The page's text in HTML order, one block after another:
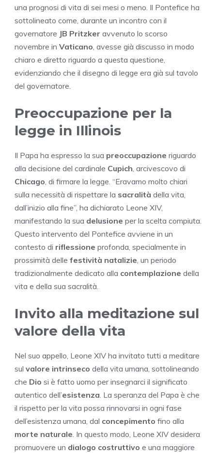
una prognosi di vita di sei mesi o meno. Il Pontefice ha
sottolineato come, durante un incontro con il
governatore JB Pritzker avvenuto lo scorso
novembre in Vaticano, avesse già discusso in modo
chiaro e diretto riguardo a questa questione,
evidenziando che il disegno di legge era già sul tavolo
del governatore.
Preoccupazione per la
legge in Illinois
Il Papa ha espresso la sua preoccupazione riguardo
alla decisione del cardinale Cupich, arcivescovo di
Chicago, di firmare la legge. “Eravamo molto chiari
sulla necessità di rispettare la sacralità della vita,
dall’inizio alla fine”, ha dichiarato Leone XIV,
manifestando la sua delusione per la scelta compiuta.
Questo intervento del Pontefice avviene in un
contesto di riflessione profonda, specialmente in
prossimità delle festività natalizie, un periodo
tradizionalmente dedicato alla contemplazione della
vita e della sua sacralità.
Invito alla meditazione sul
valore della vita
Nel suo appello, Leone XIV ha invitato tutti a meditare
sul valore intrinseco della vita umana, sottolineando
che Dio si è fatto uomo per insegnarci il significato
autentico dell’esistenza. La speranza del Papa è che
il rispetto per la vita possa rinnovarsi in ogni fase
dell’esistenza umana, dal concepimento fino alla
morte naturale. In questo modo, Leone XIV desidera
promuovere un dialogo costruttivo e una maggiore